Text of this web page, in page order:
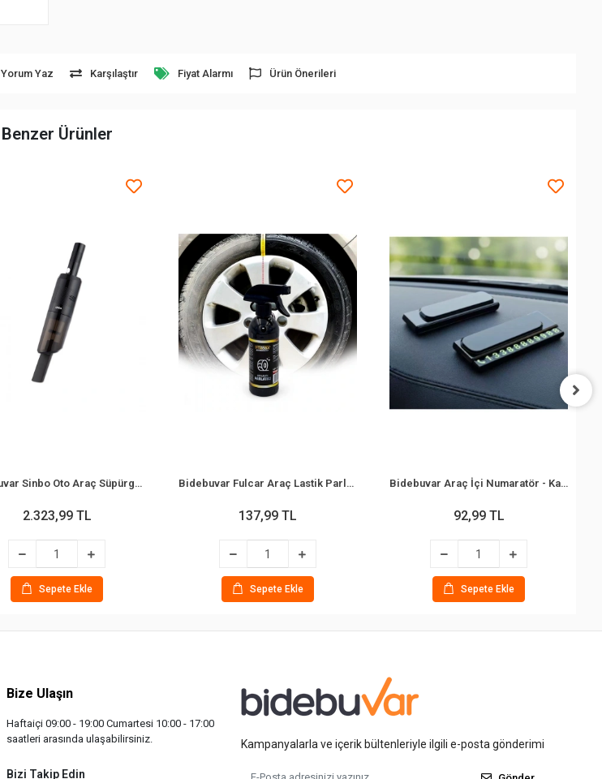
Yorum Yaz Karşılaştır Fiyat Alarmı Ürün Önerileri
Benzer Ürünler
Bidebuvar Sinbo Oto Araç Süpürgesi - Çakmaklık Şarjlı - El Tipi - 3600 mAh
2.323,99 TL
Sepete Ekle
Bidebuvar Fulcar Araç Lastik Parlatıcı
137,99 TL
Sepete Ekle
Bidebuvar Araç İçi Numaratör - Kayar Kapaklı - Fosforlu Torpido Üstü
92,99 TL
Sepete Ekle
Bize Ulaşın
Haftaiçi 09:00 - 19:00 Cumartesi 10:00 - 17:00
saatleri arasında ulaşabilirsiniz.
Bizi Takip Edin
Kampanyalarla ve içerik bültenleriyle ilgili e-posta gönderimi